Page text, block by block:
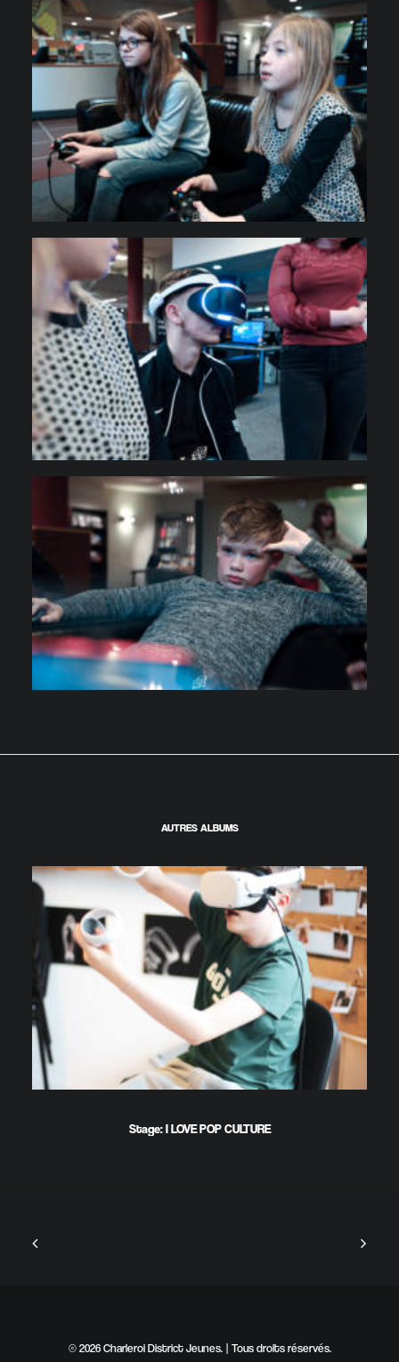
AUTRES ALBUMS
Stage: I LOVE POP CULTURE
© 2026 Charleroi District Jeunes. | Tous droits réservés.